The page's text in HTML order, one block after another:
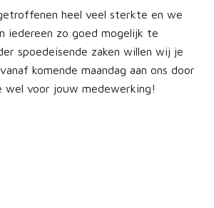
heel veel sterkte en we
iedereen zo goed mogelijk te
spoedeisende zaken willen wij je
komende maandag aan ons door
wel voor jouw medewerking!